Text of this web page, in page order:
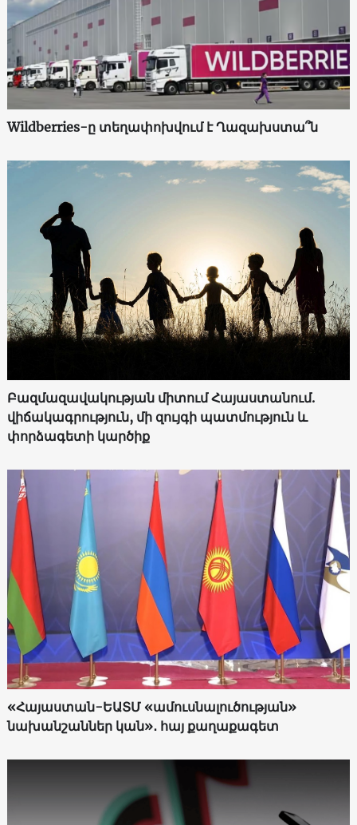
Wildberries-ը տեղափոխվում է Ղազախստա՞ն
Բազմազավակության միտում Հայաստանում.
վիճակագրություն, մի զույգի պատմություն և
փորձագետի կարծիք
«Հայաստան-ԵԱՏՄ «ամուսնալուծության»
նախանշաններ կան»․ հայ քաղաքագետ